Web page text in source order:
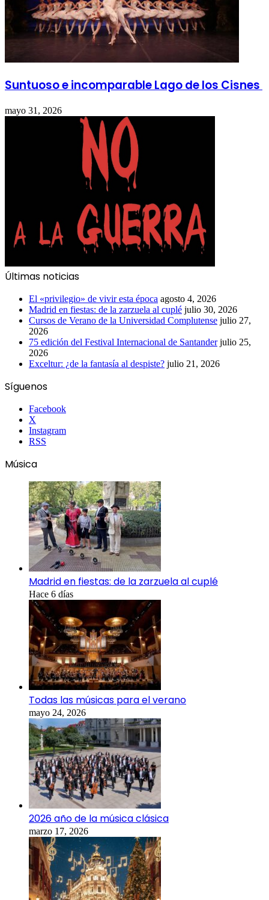
Suntuoso e incomparable Lago de los Cisnes
mayo 31, 2026
Últimas noticias
El «privilegio» de vivir esta época agosto 4, 2026
Madrid en fiestas: de la zarzuela al cuplé julio 30, 2026
Cursos de Verano de la Universidad Complutense julio 27,
2026
75 edición del Festival Internacional de Santander julio 25,
2026
Exceltur: ¿de la fantasía al despiste? julio 21, 2026
Síguenos
Facebook
X
Instagram
RSS
Música
Madrid en fiestas: de la zarzuela al cuplé
Hace 6 días
Todas las músicas para el verano
mayo 24, 2026
2026 año de la música clásica
marzo 17, 2026